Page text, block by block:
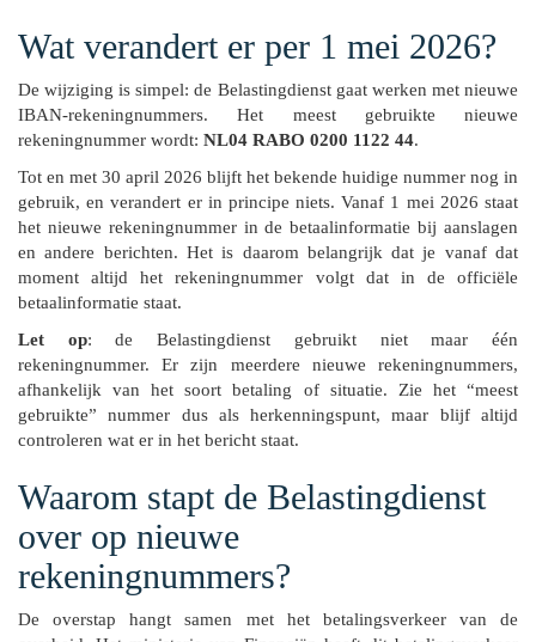
Wat verandert er per 1 mei 2026?
De wijziging is simpel: de Belastingdienst gaat werken met nieuwe
IBAN-rekeningnummers. Het meest gebruikte nieuwe
rekeningnummer wordt: NL04 RABO 0200 1122 44.
Tot en met 30 april 2026 blijft het bekende huidige nummer nog in
gebruik, en verandert er in principe niets. Vanaf 1 mei 2026 staat
het nieuwe rekeningnummer in de betaalinformatie bij aanslagen
en andere berichten. Het is daarom belangrijk dat je vanaf dat
moment altijd het rekeningnummer volgt dat in de officiële
betaalinformatie staat.
Let op: de Belastingdienst gebruikt niet maar één
rekeningnummer. Er zijn meerdere nieuwe rekeningnummers,
afhankelijk van het soort betaling of situatie. Zie het “meest
gebruikte” nummer dus als herkenningspunt, maar blijf altijd
controleren wat er in het bericht staat.
Waarom stapt de Belastingdienst
over op nieuwe
rekeningnummers?
De overstap hangt samen met het betalingsverkeer van de